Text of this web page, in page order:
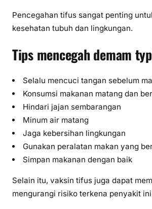
Pencegahan tifus sangat penting
kesehatan tubuh dan lingkungan.
Tips mencegah demam
Selalu mencuci tangan sebelum
Konsumsi makanan matang dan
Hindari jajan sembarangan
Minum air matang
Jaga kebersihan lingkungan
Gunakan peralatan makan yang
Simpan makanan dengan baik
Selain itu, vaksin tifus juga dapat
mengurangi risiko terkena penyakit